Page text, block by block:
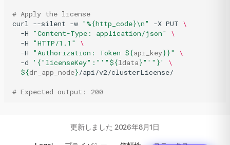
# Apply the license
curl --silent -w "%{http_code}\n" -X PUT \
-H
"Content-Type: application/json"
\
-H
"HTTP/1.1"
\
-H
"Authorization: Token ${api_key}}"
\
-d
'{"licenseKey":"' " ${ldata}" '"}'
\
${dr_app_node}/api/v2/clusterLicense/
# Expected output: 200
更新しました 2026年8月1日